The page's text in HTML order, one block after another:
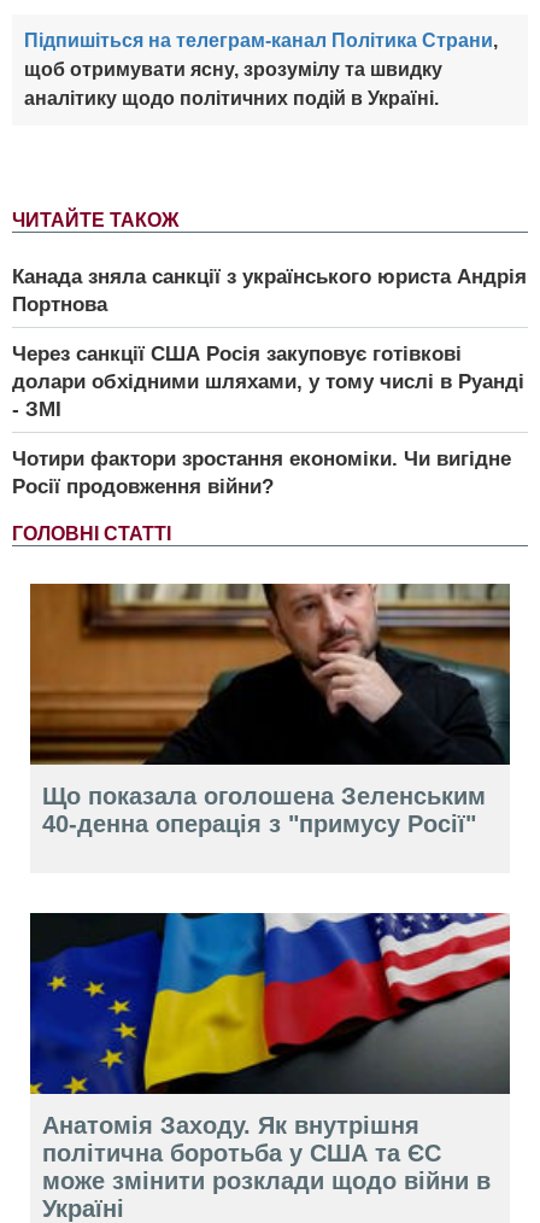
ЧИТАЙТЕ ТАКОЖ
Канада зняла санкції з українського юриста Андрія
Портнова
Через санкції США Росія закуповує готівкові
долари обхідними шляхами, у тому числі в Руанді
- ЗМІ
Чотири фактори зростання економіки. Чи вигідне
Росії продовження війни?
Підпишіться на телеграм-канал Політика Страни,
щоб отримувати ясну, зрозумілу та швидку
аналітику щодо політичних подій в Україні.
ГОЛОВНІ СТАТТІ
Що показала оголошена Зеленським
40-денна операція з "примусу Росії"
Анатомія Заходу. Як внутрішня
політична боротьба у США та ЄС
може змінити розклади щодо війни в
Україні